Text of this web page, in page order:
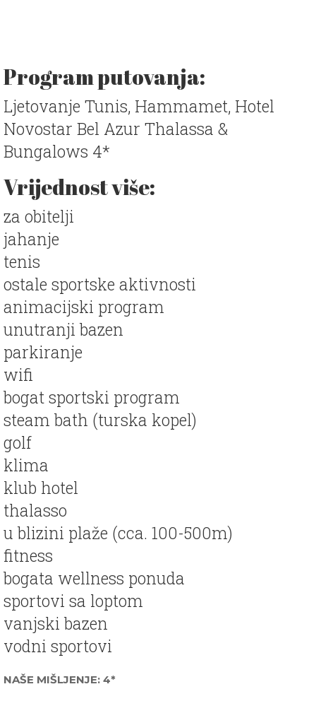
Program putovanja:
Ljetovanje Tunis, Hammamet, Hotel
Novostar Bel Azur Thalassa &
Bungalows 4*
Vrijednost više:
za obitelji
jahanje
tenis
ostale sportske aktivnosti
animacijski program
unutranji bazen
parkiranje
wifi
bogat sportski program
steam bath (turska kopel)
golf
klima
klub hotel
thalasso
u blizini plaže (cca. 100-500m)
fitness
bogata wellness ponuda
sportovi sa loptom
vanjski bazen
vodni sportovi
NAŠE MIŠLJENJE: 4*